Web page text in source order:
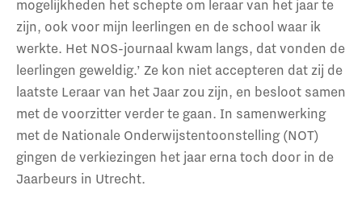
mogelijkheden het schepte om leraar van het jaar te
zijn, ook voor mijn leerlingen en de school waar ik
werkte. Het NOS-journaal kwam langs, dat vonden de
leerlingen geweldig.’ Ze kon niet accepteren dat zij de
laatste Leraar van het Jaar zou zijn, en besloot samen
met de voorzitter verder te gaan. In samenwerking
met de Nationale Onderwijstentoonstelling (NOT)
gingen de verkiezingen het jaar erna toch door in de
Jaarbeurs in Utrecht.